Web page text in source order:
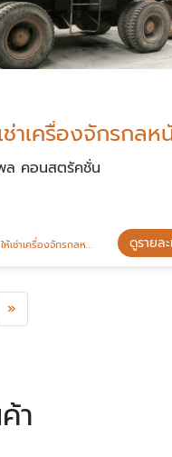
ช่าเครื่องจักรกลห
ล คอนสตรัคชั่น
ให้เช่าเครื่องจักรกลหนัก ดูรายล
»
า